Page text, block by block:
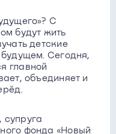
С
будут жить
детские
Сегодня,
главной
объединяет и
супруга
фонда «Новый